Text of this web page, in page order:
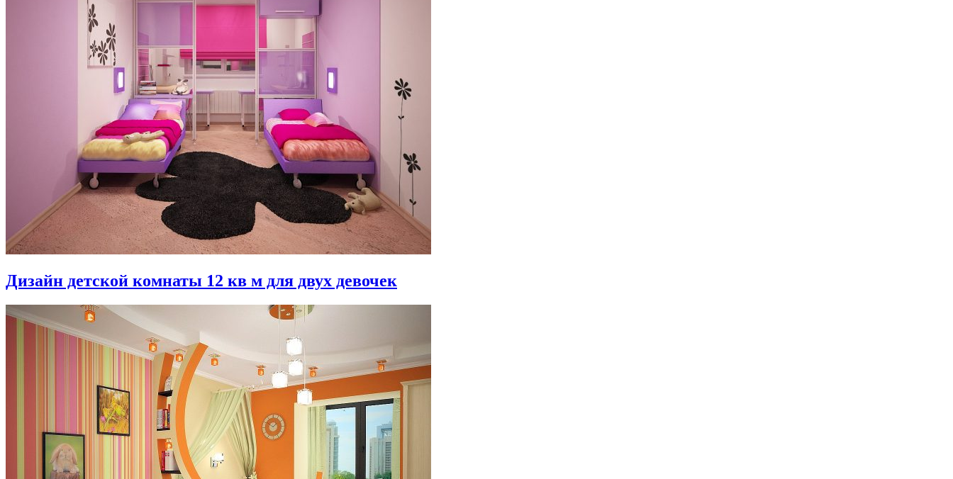
Дизайн детской комнаты 12 кв м для двух девочек